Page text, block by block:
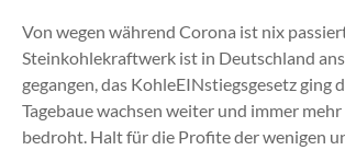
Von wegen während Corona ist nix
Steinkohlekraftwerk ist in Deutschland
gegangen, das KohleEINstiegsgesetz ging
Tagebaue wachsen weiter und immer
bedroht. Halt für die Profite der wenigen